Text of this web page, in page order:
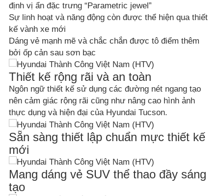
định vị ẩn đặc trưng “Parametric jewel”
Sự linh hoạt và năng động còn được thể hiện qua thiết
kế vành xe mới
Dáng vẻ mạnh mẽ và chắc chắn được tô điểm thêm
bởi ốp cản sau sơn bạc
Thiết kế rộng rãi và an toàn
Ngôn ngữ thiết kế sử dụng các đường nét ngang tạo
nên cảm giác rộng rãi cũng như nâng cao hình ảnh
thực dụng và hiện đại của Hyundai Tucson.
Sẵn sàng thiết lập chuẩn mực thiết kế
mới
Mang dáng vẻ SUV thể thao đầy sáng
tạo